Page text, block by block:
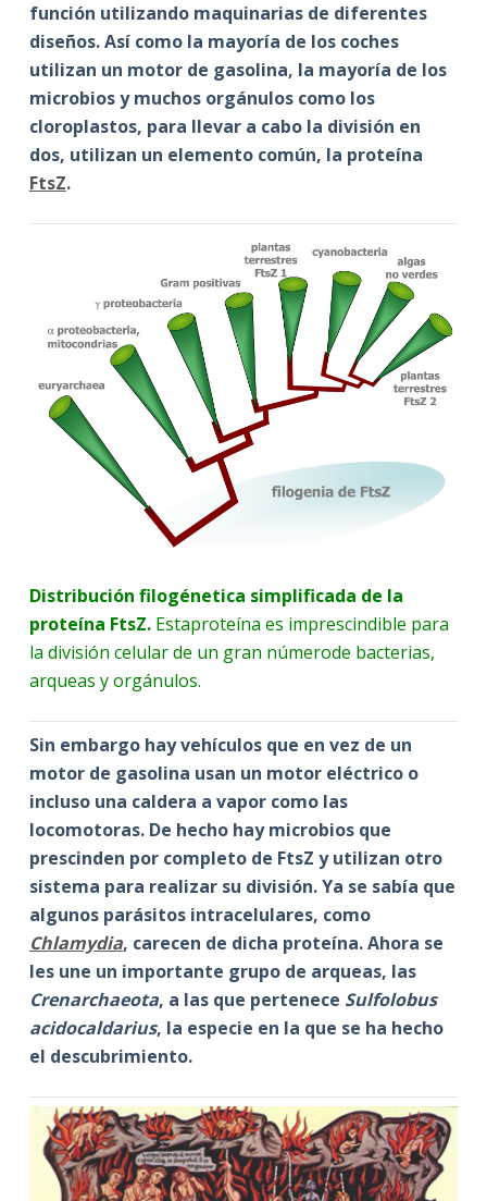
función utilizando maquinarias de diferentes
diseños. Así como la mayoría de los coches
utilizan un motor de gasolina, la mayoría de los
microbios y muchos orgánulos como los
cloroplastos, para llevar a cabo la división en
dos, utilizan un elemento común, la proteína
FtsZ.
Distribución filogénetica simplificada de la
proteína FtsZ.Estaproteína es imprescindible para
la división celular de un gran númerode bacterias,
arqueas y orgánulos.
Sin embargo hay vehículos que en vez de un
motor de gasolina usan un motor eléctrico o
incluso una caldera a vapor como las
locomotoras. De hecho hay microbios que
prescinden por completo de FtsZ y utilizan otro
sistema para realizar su división. Ya se sabía que
algunos parásitos intracelulares, como
Chlamydia, carecen de dicha proteína. Ahora se
les une un importante grupo de arqueas, las
Crenarchaeota, a las que pertenece Sulfolobus
acidocaldarius, la especie en la que se ha hecho
el descubrimiento.